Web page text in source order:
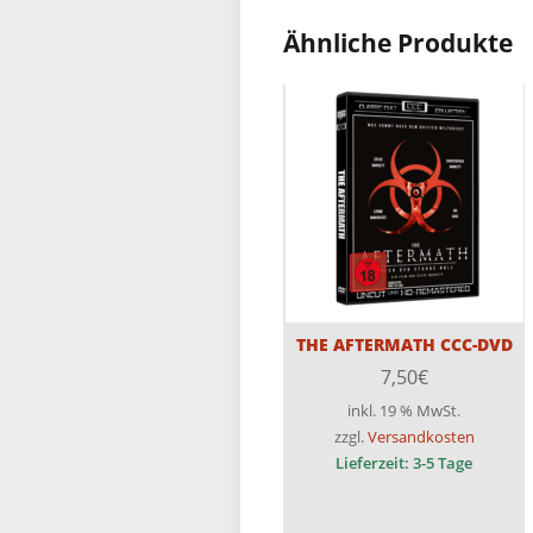
Ähnliche Produkte
THE AFTERMATH CCC-DVD
7,50€
inkl. 19 % MwSt.
zzgl.Versandkosten
Lieferzeit:3-5 Tage